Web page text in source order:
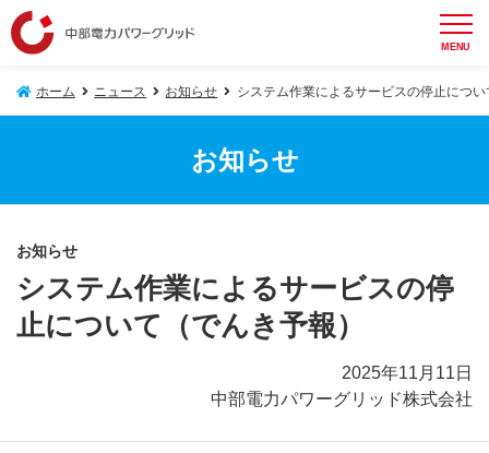
MENU
ホーム ニュース お知らせ システム作業によるサービスの停止につ
お知らせ
お知らせ
システム作業によるサービスの停
止について（でんき予報）
2025年11月11日
中部電力パワーグリッド株式会社